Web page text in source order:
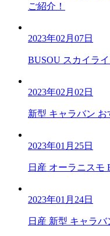
ご紹介！
2023年02月07日
BUSOU スカイラ
2023年02月02日
新型 キャラバン お
2023年01月25日
日産 オーラニスモ
2023年01月24日
日産 新型 キャラバ